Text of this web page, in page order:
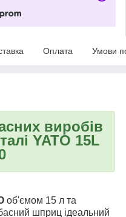
Оплата Умови
виробів
YATO 15L
об'ємом 15 л та
шприц ідеальний